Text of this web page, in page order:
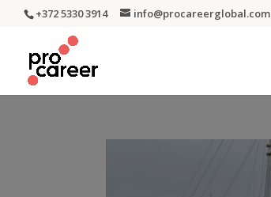
+372 5330 3914 info@procareerglobal.com